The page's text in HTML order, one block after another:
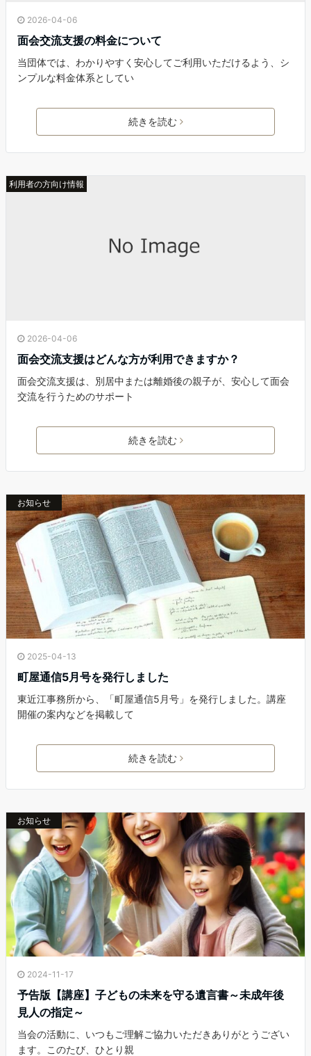
2026-04-06
面会交流支援の料金について
当団体では、わかりやすく安心してご利用いただけるよう、シ
ンプルな料金体系としてい
続きを読む
利用者の方向け情報
2026-04-06
面会交流支援はどんな方が利用できますか？
面会交流支援は、別居中または離婚後の親子が、安心して面会
交流を行うためのサポート
続きを読む
お知らせ
2025-04-13
町屋通信5月号を発行しました
東近江事務所から、「町屋通信5月号」を発行しました。講座
開催の案内などを掲載して
続きを読む
お知らせ
2024-11-17
予告版【講座】子どもの未来を守る遺言書～未成年後
見人の指定～
当会の活動に、いつもご理解ご協力いただきありがとうござい
ます。このたび、ひとり親